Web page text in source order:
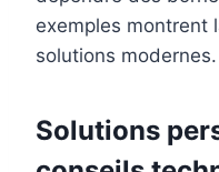
exemples montrent
solutions modernes.
Solutions